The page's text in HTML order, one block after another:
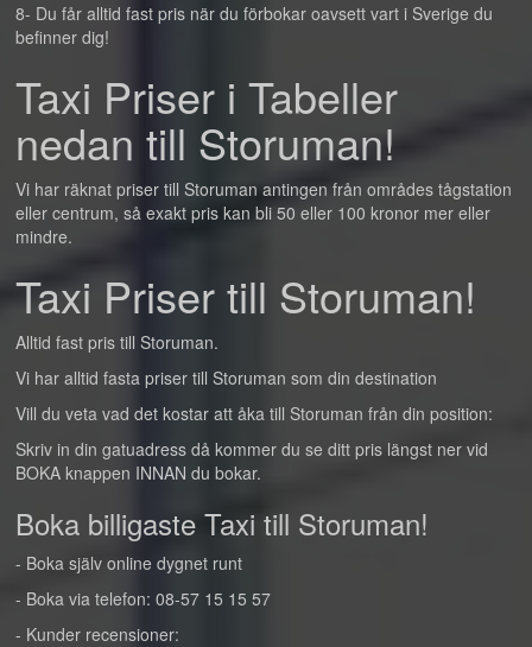
8- Du får alltid fast pris när du förbokar oavsett vart i Sverige du
befinner dig!
Taxi Priser i Tabeller
nedan till Storuman!
Vi har räknat priser till Storuman antingen från områdes tågstation
eller centrum, så exakt pris kan bli 50 eller 100 kronor mer eller
mindre.
Taxi Priser till Storuman!
Alltid fast pris till Storuman.
Vi har alltid fasta priser till Storuman som din destination
Vill du veta vad det kostar att åka till Storuman från din position:
Skriv in din gatuadress då kommer du se ditt pris längst ner vid
BOKA knappen INNAN du bokar.
Boka billigaste Taxi till Storuman!
- Boka själv online dygnet runt
- Boka via telefon: 08-57 15 15 57
- Kunder recensioner: